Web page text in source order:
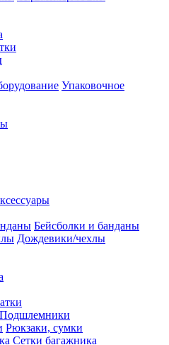
Упаковочное
Бейсболки и банданы
Дождевики/чехлы
Подшлемники
Рюкзаки, сумки
Сетки багажника